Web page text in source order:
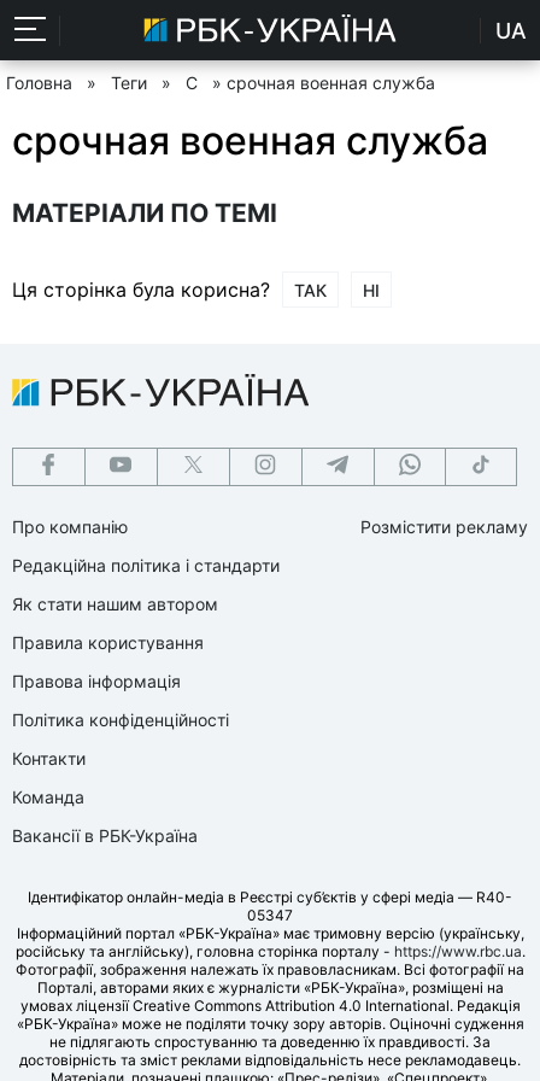
UA
Головна » Теги » С » срочная военная служба
срочная военная служба
МАТЕРІАЛИ ПО ТЕМІ
Ця сторінка була корисна? ТАК НІ
Про компанію
Редакційна політика і стандарти
Як стати нашим автором
Правила користування
Правова інформація
Політика конфіденційності
Контакти
Команда
Вакансії в РБК-Україна
Розмістити рекламу
Ідентифікатор онлайн-медіа в Реєстрі суб’єктів у сфері медіа — R40-
05347
Інформаційний портал «РБК-Україна» має тримовну версію (українську,
російську та англійську), головна сторінка порталу - https://www.rbc.ua.
Фотографії, зображення належать їх правовласникам. Всі фотографії на
Порталі, авторами яких є журналісти «РБК-Україна», розміщені на
умовах ліцензії Creative Commons Attribution 4.0 International. Редакція
«РБК-Україна» може не поділяти точку зору авторів. Оціночні судження
не підлягають спростуванню та доведенню їх правдивості. За
достовірність та зміст реклами відповідальність несе рекламодавець.